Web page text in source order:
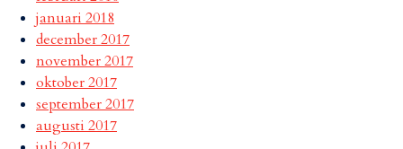
januari 2018
december 2017
november 2017
oktober 2017
september 2017
augusti 2017